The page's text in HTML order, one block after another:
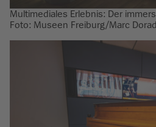
Multimediales Erlebnis: Der
Foto: Museen Freiburg/Marc